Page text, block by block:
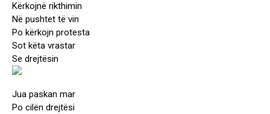
Kërkojnë rikthimin
Në pushtet të vin
Po kërkojn protesta
Sot këta vrastar
Se drejtësin
Jua paskan mar
Po cilën drejtësi